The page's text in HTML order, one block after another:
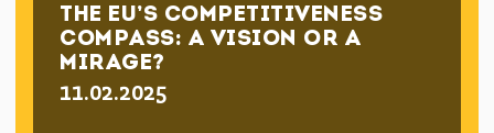
THE EU’S COMPETITIVENESS
COMPASS: A VISION OR A
MIRAGE?
11.02.2025